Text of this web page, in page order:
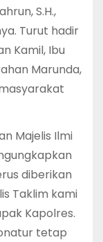
S.H.,
Turut hadir
Kamil, Ibu
Marunda,
Majelis Ilmi
diberikan
Taklim kami
Kapolres.
tetap